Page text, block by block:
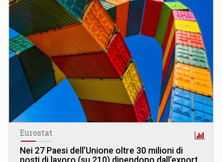
Eurostat
Nei 27 Paesi dell’Unione oltre 30 milioni di
posti di lavoro (su 210) dipendono dall’export